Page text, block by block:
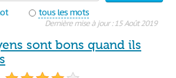
tous les mots
Dernière mise à jour : 15 Août 2019
sont bons quand ils